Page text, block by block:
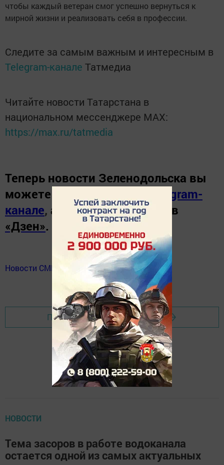
чтобы каждый ветеран смог успешно вернуться к
мирной жизни и реализовать себя в профессии.
Следите за самым важным и интересным в
Telegram-канале Татмедиа
Читайте новости Татарстана в
национальном мессенджере MАХ:
https://max.ru/tatmedia
Теперь новости Зеленодольска вы
можете узнать в нашем
Telegram-
канале, а также читайте нас в
«Дзен».
Новости СМИ2
Перейти на страницу новости
НОВОСТИ
Тема засоров в работе водоканала
остается одной из самых актуальных